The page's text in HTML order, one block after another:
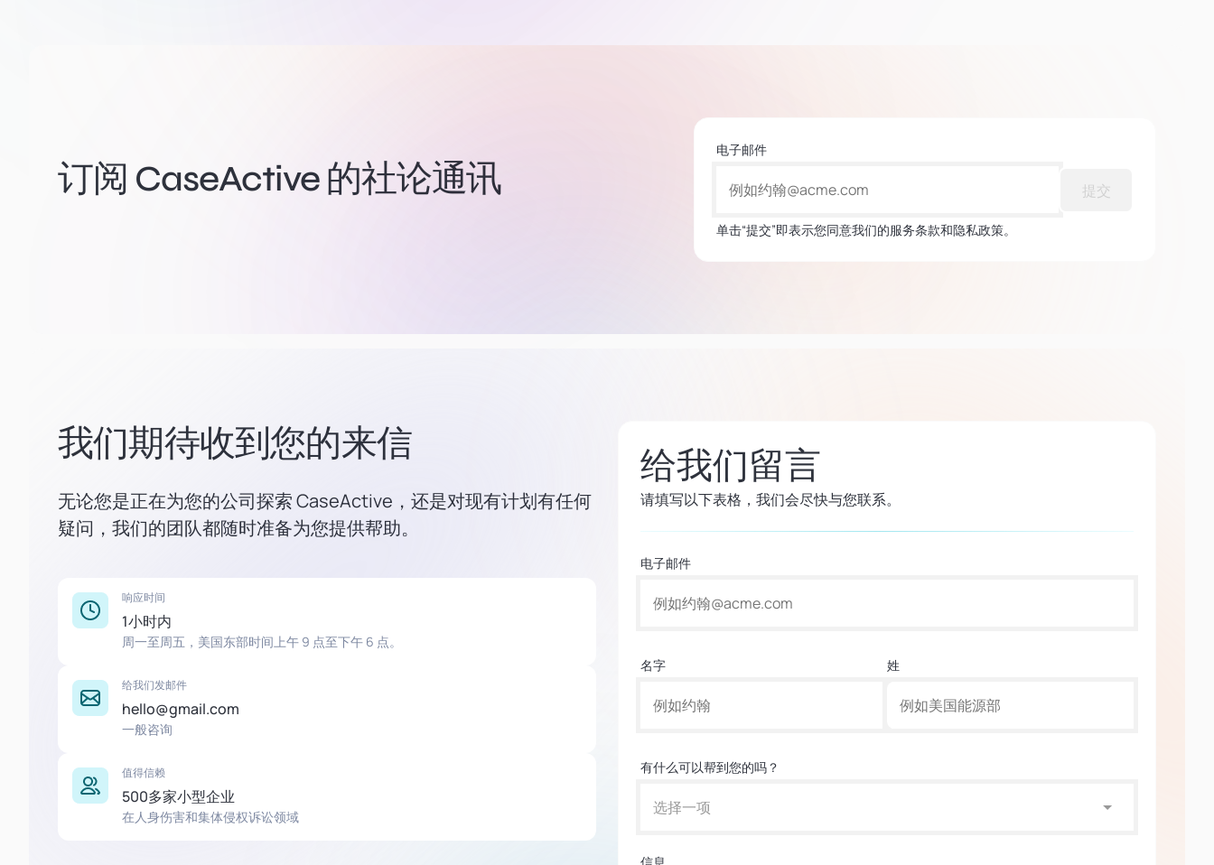
订阅 CaseActive 的社论通讯
电子邮件
提交
单击“提交”即表示您同意我们的服务条款和隐私政策。
我们期待收到您的来信
无论您是正在为您的公司探索 CaseActive，还是对现有计划有任何
疑问，我们的团队都随时准备为您提供帮助。
响应时间
1小时内
周一至周五，美国东部时间上午 9 点至下午 6 点。
给我们发邮件
hello@gmail.com
一般咨询
值得信赖
500多家小型企业
在人身伤害和集体侵权诉讼领域
给我们留言
请填写以下表格，我们会尽快与您联系。
电子邮件
名字 姓
有什么可以帮到您的吗？
选择一项